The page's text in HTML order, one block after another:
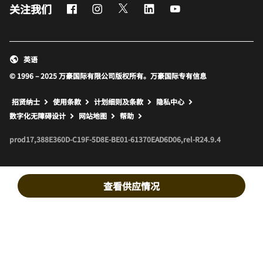
查看供应情况
关注我们 FacebookInstagram
Twitter LinkedIn
© 1996 – 2025 万豪国际有限公司版权所有。万豪国际专有信息
英语
招贤纳士 使用条款 计划细则及条款
隐私中心
数字化无障碍设计
网站地图 打开新窗口
帮助
prod17,388E360D-C19F-5D8E-BE01-61370EAD6D06,rel-R24.9.4